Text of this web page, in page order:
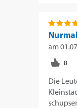
am
Die